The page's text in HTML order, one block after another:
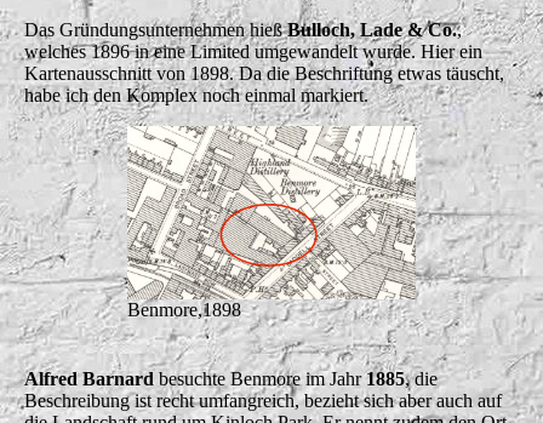
Das Gründungsunternehmen hießBulloch, Lade & Co.,
welches 1896 in eine Limited umgewandelt wurde. Hier ein
Kartenausschnitt von 1898. Da die Beschriftung etwas täuscht,
habe ich den Komplex noch einmal markiert.
Benmore,1898
Alfred Barnard besuchte Benmore im Jahr1885, die
Beschreibung ist recht umfangreich, bezieht sich aber auch auf